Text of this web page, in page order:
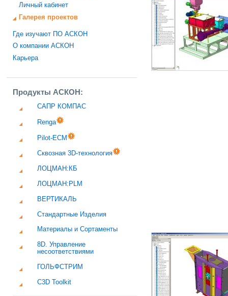
Личный кабинет
Галерея проектов
Где изучают ПО АСКОН
О компании АСКОН
Карьера
Продукты АСКОН:
САПР КОМПАС
Renga
Pilot-ECM
Сквозная 3D-технология
ЛОЦМАН:КБ
ЛОЦМАН:PLM
ВЕРТИКАЛЬ
Стандартные Изделия
Материалы и Сортаменты
8D. Управление
несоответствиями
ГОЛЬФСТРИМ
C3D Toolkit